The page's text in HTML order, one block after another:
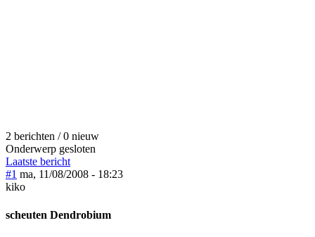
2 berichten / 0 nieuw
Onderwerp gesloten
Laatste bericht
#1 ma, 11/08/2008 - 18:23
kiko
scheuten Dendrobium